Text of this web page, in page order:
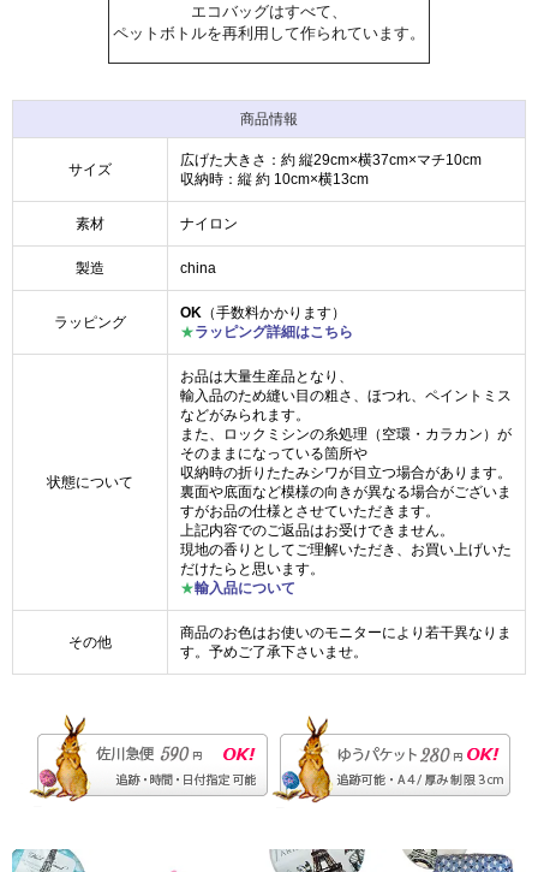
エコバッグはすべて、
ペットボトルを再利用して作られています。
商品情報
サイズ
広げた大きさ：約 縦29cm×横37cm×マチ10cm
収納時：縦 約 10cm×横13cm
素材 ナイロン
製造 china
ラッピング
OK （手数料かかります）
★ラッピング詳細はこちら
状態について
お品は大量生産品となり、
輸入品のため縫い目の粗さ、ほつれ、ペイントミス
などがみられます。
また、ロックミシンの糸処理（空環・カラカン）が
そのままになっている箇所や
収納時の折りたたみシワが目立つ場合があります。
裏面や底面など模様の向きが異なる場合がございま
すがお品の仕様とさせていただきます。
上記内容でのご返品はお受けできません。
現地の香りとしてご理解いただき、お買い上げいた
だけたらと思います。
★輸入品について
その他
商品のお色はお使いのモニターにより若干異なりま
す。予めご了承下さいませ。